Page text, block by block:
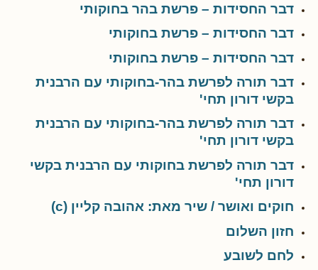
דבר החסידות – פרשת בהר בחוקותי
דבר החסידות – פרשת בחוקותי
דבר החסידות – פרשת בחוקותי
דבר תורה לפרשת בהר-בחוקותי עם הרבנית
בקשי דורון תחי'
דבר תורה לפרשת בהר-בחוקותי עם הרבנית
בקשי דורון תחי'
דבר תורה לפרשת בחוקותי עם הרבנית בקשי
דורון תחי'
חוקים ואושר / שיר מאת: אהובה קליין (c)
חזון השלום
לחם לשובע